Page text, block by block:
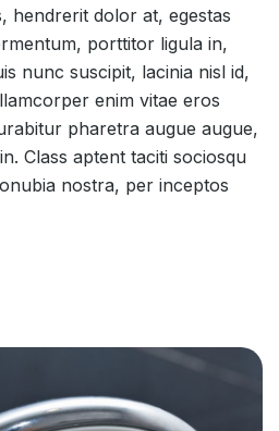
hendrerit dolor at, egestas
porttitor ligula in,
nunc suscipit, lacinia nisl id,
enim vitae eros
pharetra augue augue,
Class aptent taciti sociosqu
nostra, per inceptos